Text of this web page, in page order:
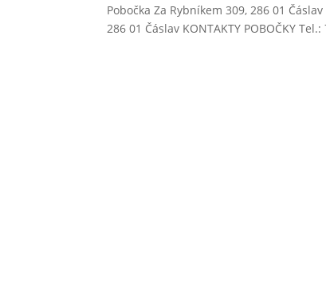
Pobočka Za Rybníkem 309, 286 01
286 01 Čáslav KONTAKTY POBOČKY Tel.: